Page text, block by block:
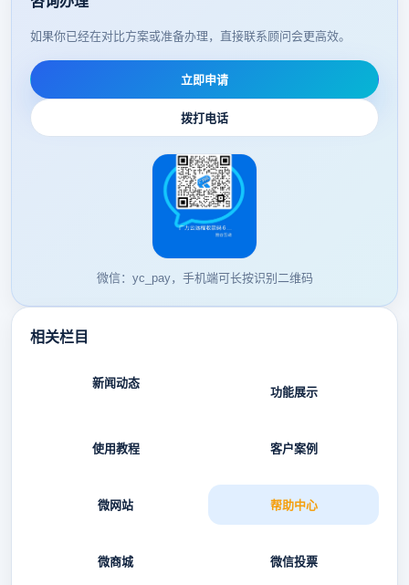
如果你已经在对比方案或准备办理，直接联系顾问会更高效。
立即申请
拨打电话
微信：yc_pay，手机端可长按识别二维码
相关栏目
新闻动态
功能展示
使用教程 客户案例
微网站 帮助中心
微商城 微信投票